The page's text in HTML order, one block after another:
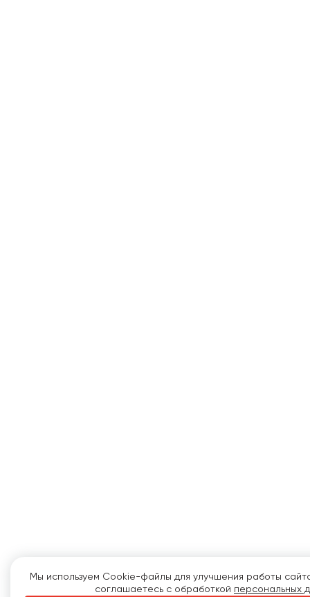
Мы используем Cookie-файлы для улучшения работы
соглашаетесь с обработкой персональных